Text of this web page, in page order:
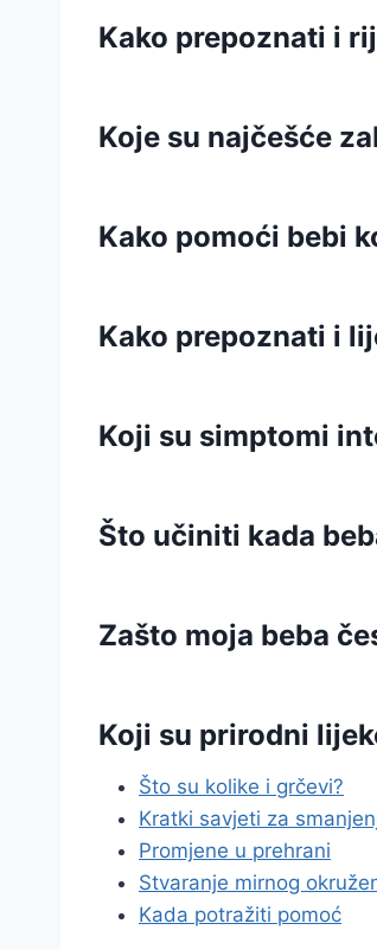
Kako prepoznati i
Koje su najčešće
Kako pomoći bebi
Kako prepoznati i
Koji su simptomi
Što učiniti kada
Zašto moja beba
Koji su prirodni
Što su kolike i grčevi?
Kratki savjeti za
Promjene u prehrani
Stvaranje mirnog
Kada potražiti pomoć